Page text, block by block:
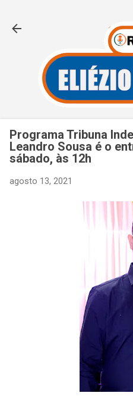
Programa Tribuna
Leandro Sousa é o
sábado, às 12h
agosto 13, 2021